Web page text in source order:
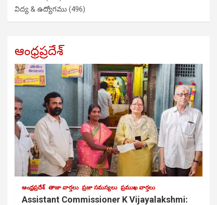
విద్య & ఉద్యోగము (496)
ఆంధ్రప్రదేశ్
ఆంధ్రప్రదేశ్ తాజా వార్తలు ప్రజా సమస్యలు ప్రముఖ వార్తలు
Assistant Commissioner K Vijayalakshmi: